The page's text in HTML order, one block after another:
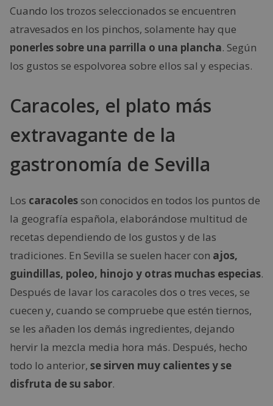
Cuando los trozos seleccionados se encuentren
atravesados en los pinchos, solamente hay que
ponerles sobre una parrilla o una plancha. Según
los gustos se espolvorea sobre ellos sal y especias.
Caracoles, el plato más
extravagante de la
gastronomía de Sevilla
Los caracolesson conocidos en todos los puntos de
la geografía española, elaborándose multitud de
recetas dependiendo de los gustos y de las
tradiciones. En Sevilla se suelen hacer con ajos,
guindillas, poleo, hinojo y otras muchas especias.
Después de lavar los caracoles dos o tres veces, se
cuecen y, cuando se compruebe que estén tiernos,
se les añaden los demás ingredientes, dejando
hervir la mezcla media hora más. Después, hecho
todo lo anterior, se sirven muy calientes y se
disfruta de su sabor.